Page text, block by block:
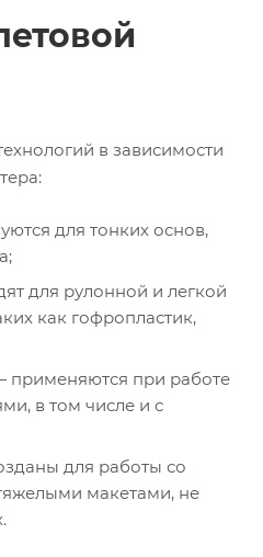
в зависимости
для тонких основ,
для рулонной и легкой
как гофропластик,
при работе
в том числе и с
для работы со
макетами, не